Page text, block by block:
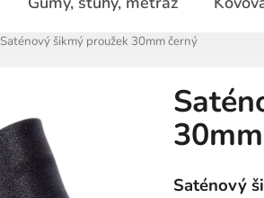
Saténový šikmý proužek 30mm černý
Saténový